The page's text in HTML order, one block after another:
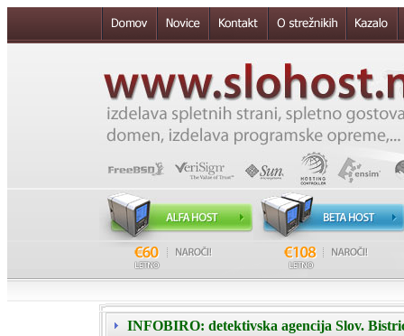
INFOBIRO: detektivska agencija Slov.